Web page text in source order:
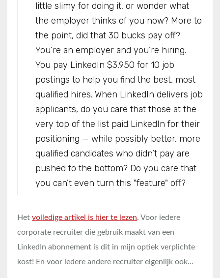
little slimy for doing it, or wonder what
the employer thinks of you now? More to
the point, did that 30 bucks pay off?
You’re an employer and you’re hiring.
You pay LinkedIn $3,950 for 10 job
postings to help you find the best, most
qualified hires. When LinkedIn delivers job
applicants, do you care that those at the
very top of the list paid LinkedIn for their
positioning — while possibly better, more
qualified candidates who didn’t pay are
pushed to the bottom? Do you care that
you can’t even turn this "feature" off?
Het volledige artikel is hier te lezen. Voor iedere
corporate recruiter die gebruik maakt van een
LinkedIn abonnement is dit in mijn optiek verplichte
kost! En voor iedere andere recruiter eigenlijk ook…